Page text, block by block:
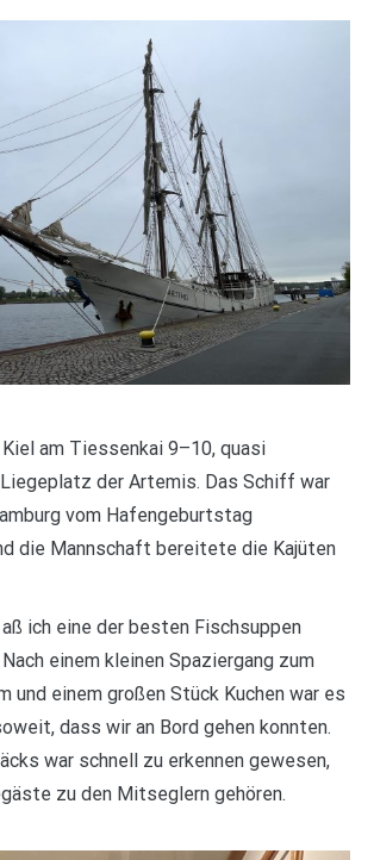
am Tiessenkai 9–10, quasi
der Artemis. Das Schiff war
vom Hafengeburtstag
die Mannschaft bereitete die Kajüten
ich eine der besten Fischsuppen
einem kleinen Spaziergang zum
und einem großen Stück Kuchen war es
dass wir an Bord gehen konnten.
war schnell zu erkennen gewesen,
zu den Mitseglern gehören.